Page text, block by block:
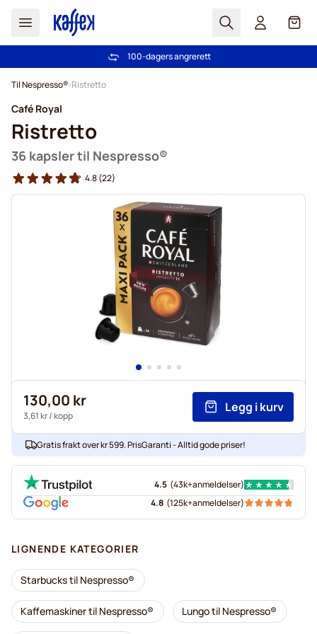
Søk Cart
Gratis frakt over kr 599
100-dagers angrerett
Til Nespresso® Ristretto
Café Royal
Ristretto
36 kapsler til Nespresso®
4.8(22)
130,00 kr
3,61 kr/ kopp
Legg i kurv
Gratis frakt over kr 599. PrisGaranti - Alltid gode priser!
4.5 (43k+anmeldelser)
4.8 (125k+anmeldelser)
LIGNENDE KATEGORIER
Starbucks til Nespresso®
Kaffemaskiner til Nespresso® Lungo til Nespresso®